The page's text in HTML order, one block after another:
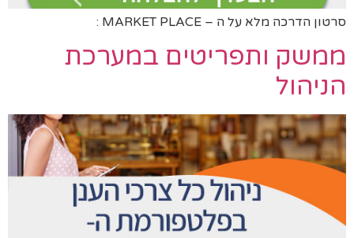
סרטון הדרכה מלא על ה – MARKET PLACE :
ממשק ותפריטים במערכת
הניהול